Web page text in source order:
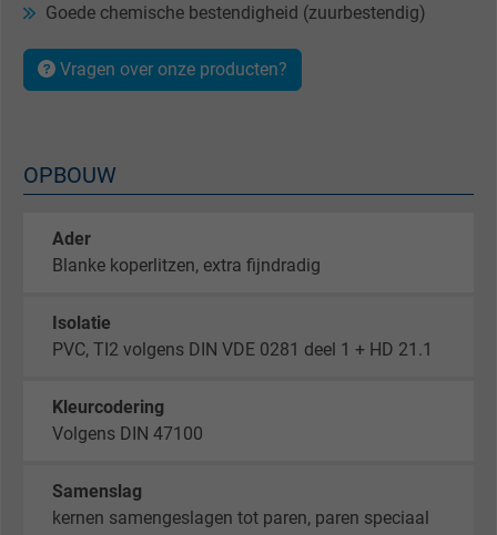
Goede chemische bestendigheid (zuurbestendig)
Vragen over onze producten?
OPBOUW
Ader
Blanke koperlitzen, extra fijndradig
Isolatie
PVC, TI2 volgens DIN VDE 0281 deel 1 + HD 21.1
Kleurcodering
Volgens DIN 47100
Samenslag
kernen samengeslagen tot paren, paren speciaal